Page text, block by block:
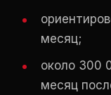
месяц;
около 300
месяц